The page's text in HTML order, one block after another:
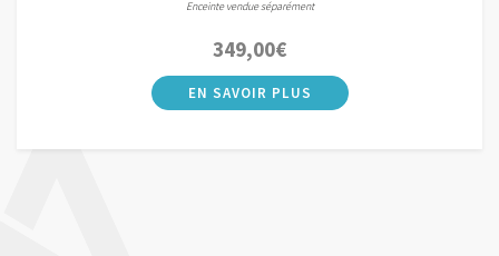
Enceinte vendue séparément
349,00€